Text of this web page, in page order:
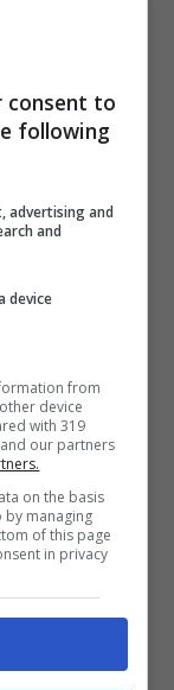
merito
in FA. La
sotto
per il
nel corso
per otto
infatti,
consent to
following
advertising and
and
device
from
device
with 319
our partners
on the basis
by managing
of this page
in privacy